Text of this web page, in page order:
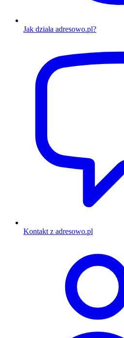
Jak działa adresowo.pl?
Kontakt z adresowo.pl